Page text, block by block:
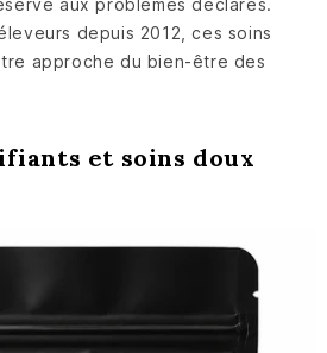
depuis 2012, ces soins
approche du bien-être des
et soins doux